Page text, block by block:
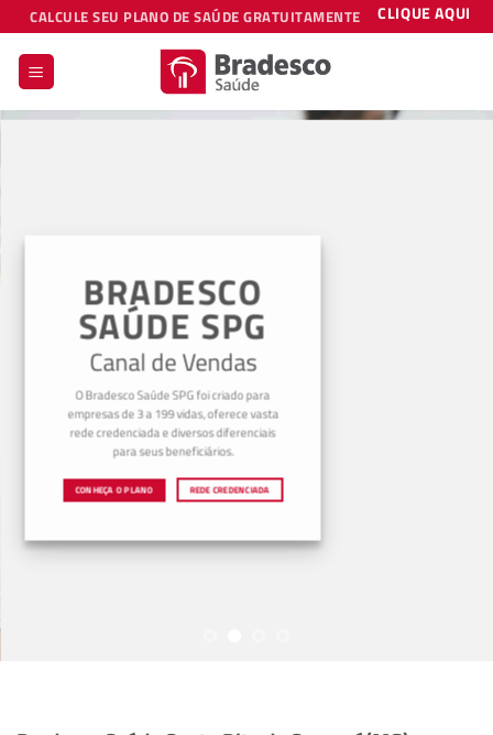
Skip
to
content
CALCULE SEU PLANO DE SAÚDE GRATUITAMENTE CLIQUE AQUI
BRADESCO
SAÚDE SPG
Canal de Vendas
O Bradesco Saúde SPG foi criado para
empresas de 3 a 199 vidas, oferece vasta
rede credenciada e diversos diferenciais
para seus beneficiários.
CONHEÇA O PLANO REDE CREDENCIADA